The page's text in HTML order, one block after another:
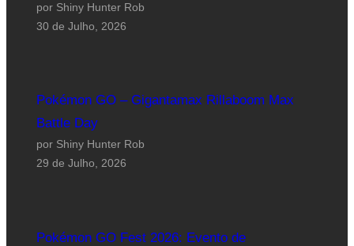
por Shiny Hunter Rob
30 de Julho, 2026
Pokémon GO – Gigantamax Rillaboom Max
Battle Day
por Shiny Hunter Rob
29 de Julho, 2026
Pokémon GO Fest 2026: Evento de